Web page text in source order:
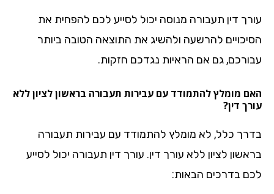
דין תעבורה מנוסה יכול לסייע לכם להפחית את
להרשעה ולהשיג את התוצאה הטובה ביותר
גם אם הראיות נגדכם חזקות.
מומלץ להתמודד עם עבירות תעבורה בראשון לציון ללא
דין?
כלל, לא מומלץ להתמודד עם עבירות תעבורה
לציון ללא עורך דין. עורך דין תעבורה יכול לסייע
בדרכים הבאות: